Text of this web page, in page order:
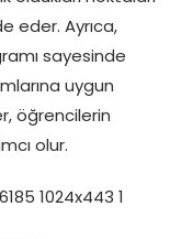
eder. Ayrıca,
sayesinde
uygun
öğrencilerin
olur.